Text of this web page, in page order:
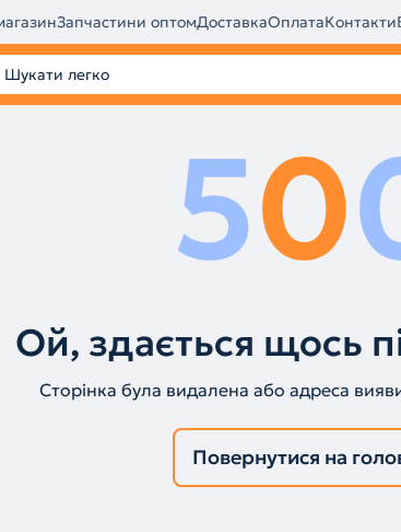
Запчастини оптомДоставкаОплатаКонтакти
50
Ой, здається щось
Сторінка була видалена або адреса
Повернутися на